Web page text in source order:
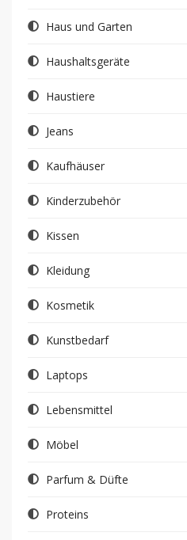
Haus und Garten
Haushaltsgeräte
Haustiere
Jeans
Kaufhäuser
Kinderzubehör
Kissen
Kleidung
Kosmetik
Kunstbedarf
Laptops
Lebensmittel
Möbel
Parfum & Düfte
Proteins